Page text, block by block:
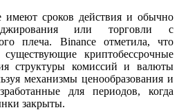
имеют сроков действия и обычно
или торговли с
плеча. Binance отметила, что
криптобессрочные
структуры комиссий и валюты
механизмы ценообразования и
для периодов, когда
закрыты.